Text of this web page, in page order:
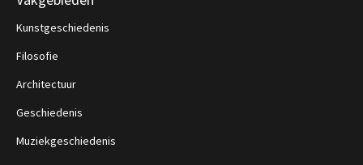
Kunstgeschiedenis
Filosofie
Architectuur
Geschiedenis
Muziekgeschiedenis